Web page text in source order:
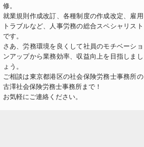
修。
就業規則作成改訂、各種制度の作成改定、雇用
トラブルなど、人事労務の総合スペシャリスト
です。
さあ、労務環境を良くして社員のモチベーショ
ンアップから業務効率、収益向上を目指しまし
ょう。
ご相談は東京都港区の社会保険労務士事務所の
古澤社会保険労務士事務所まで！
お気軽にご連絡ください。